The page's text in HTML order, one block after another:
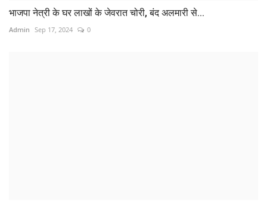
भाजपा नेत्री के घर लाखों के जेवरात चोरी, बंद अलमारी से...
Admin Sep 17, 2024 0